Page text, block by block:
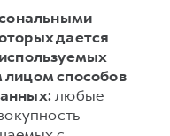
дается
способов
любые